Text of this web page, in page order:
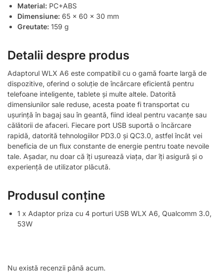
Material: PC+ABS
Dimensiune: 65 x 60 x 30 mm
Greutate: 159 g
Detalii despre produs
Adaptorul WLX A6 este compatibil cu o gamă foarte largă de
dispozitive, oferind o soluție de încărcare eficientă pentru
telefoane inteligente, tablete și multe altele. Datorită
dimensiunilor sale reduse, acesta poate fi transportat cu
ușurință în bagaj sau în geantă, fiind ideal pentru vacanțe sau
călătorii de afaceri. Fiecare port USB suportă o încărcare
rapidă, datorită tehnologiilor PD3.0 și QC3.0, astfel încât vei
beneficia de un flux constante de energie pentru toate nevoile
tale. Așadar, nu doar că îți ușurează viața, dar îți asigură și o
experiență de utilizator plăcută.
Produsul conține
1 x Adaptor priza cu 4 porturi USB WLX A6, Qualcomm 3.0,
53W
Nu există recenzii până acum.